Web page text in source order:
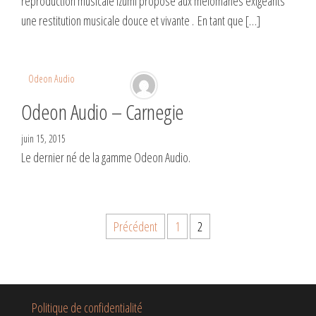
une restitution musicale douce et vivante . En tant que […]
Odeon Audio
Odeon Audio – Carnegie
juin 15, 2015
Le dernier né de la gamme Odeon Audio.
Précédent 1 2
Politique de confidentialité